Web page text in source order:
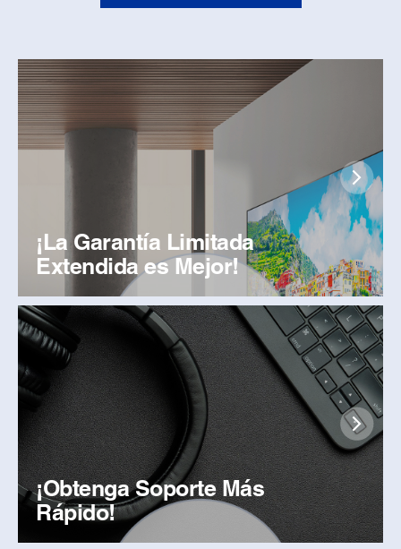
¡La Garantía Limitada
Extendida es Mejor!
¡Obtenga Soporte Más
Rápido!